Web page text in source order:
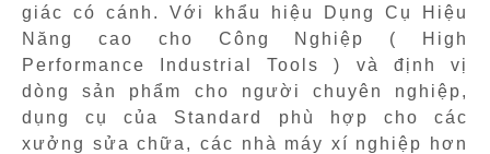
giác có cánh. Với khẩu hiệu Dụng Cụ Hiệu
Năng cao cho Công Nghiệp ( High
Performance Industrial Tools ) và định vị
dòng sản phẩm cho người chuyên nghiệp,
dụng cụ của Standard phù hợp cho các
xưởng sửa chữa, các nhà máy xí nghiệp hơn